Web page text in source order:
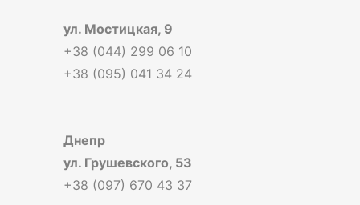
ул. Мостицкая, 9
+38 (044) 299 06 10
+38 (095) 041 34 24
Днепр
ул. Грушевского, 53
+38 (097) 670 43 37